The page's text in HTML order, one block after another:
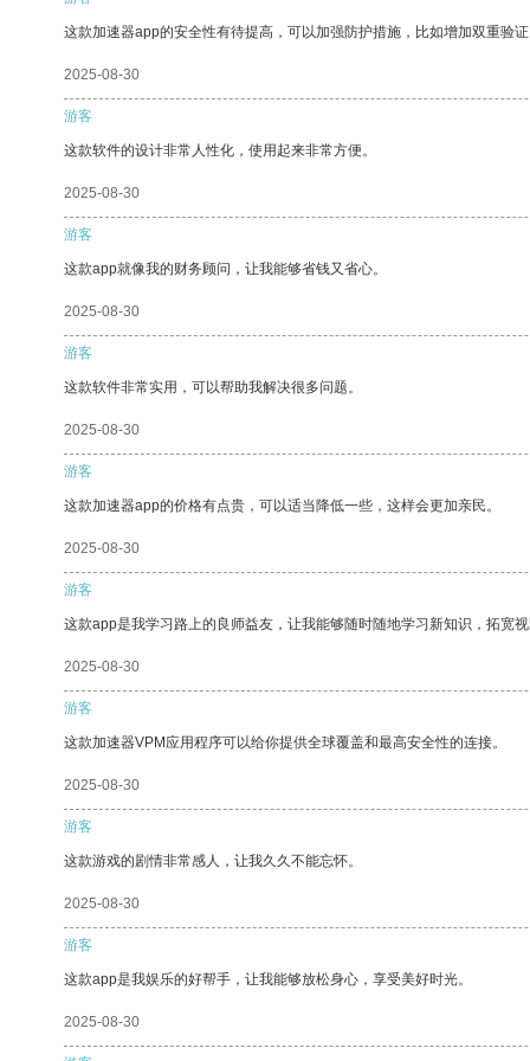
这款加速器app的安全性有待提高，可以加强防护措施，比如增加双重验
2025-08-30
游客
这款软件的设计非常人性化，使用起来非常方便。
2025-08-30
游客
这款app就像我的财务顾问，让我能够省钱又省心。
2025-08-30
游客
这款软件非常实用，可以帮助我解决很多问题。
2025-08-30
游客
这款加速器app的价格有点贵，可以适当降低一些，这样会更加亲民。
2025-08-30
游客
这款app是我学习路上的良师益友，让我能够随时随地学习新知识，拓宽
2025-08-30
游客
这款加速器VPM应用程序可以给你提供全球覆盖和最高安全性的连接。
2025-08-30
游客
这款游戏的剧情非常感人，让我久久不能忘怀。
2025-08-30
游客
这款app是我娱乐的好帮手，让我能够放松身心，享受美好时光。
2025-08-30